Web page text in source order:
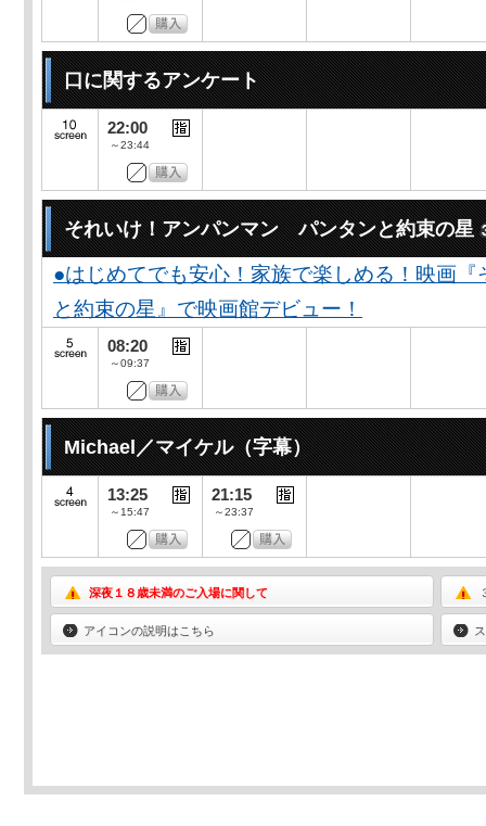
口に関するアンケート
22:00
～23:44
それいけ！アンパンマン パンタンと約束の星
●はじめてでも安心！家族で楽しめる！映画
と約束の星』で映画館デビュー！
08:20
～09:37
Michael／マイケル（字幕）
13:25
～15:47
21:15
～23:37
深夜１８歳未満のご入場に関して
アイコンの説明はこちら